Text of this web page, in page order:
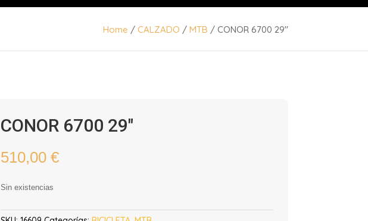
Home / CALZADO / MTB / CONOR 6700 29″
CONOR 6700 29″
510,00 €
Sin existencias